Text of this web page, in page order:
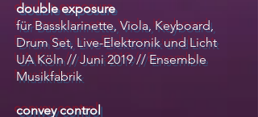
double exposure
für Bassklarinette, Viola, Keyboard,
Drum Set, Live-Elektronik und Licht
UA Köln // Juni 2019 // Ensemble
Musikfabrik
convey control